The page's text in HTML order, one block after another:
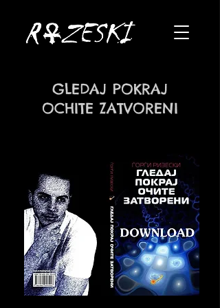
GLEDAJ POKRAJ
OCHITE ZATVORENI